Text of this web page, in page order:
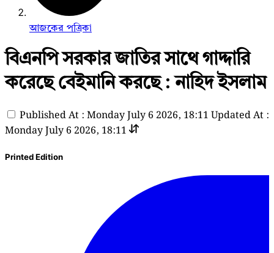
আজকের পত্রিকা
বিএনপি সরকার জাতির সাথে গাদ্দারি
করেছে বেইমানি করছে : নাহিদ ইসলাম
Published At : Monday July 6 2026, 18:11 Updated At :
Monday July 6 2026, 18:11
Printed Edition